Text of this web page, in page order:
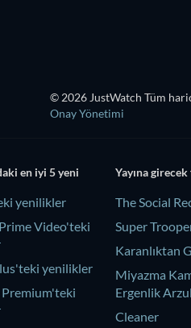
© 2026 JustWatch Tüm
Onay Yönetimi
en iyi 5 yeni
yenilikler
Video'teki
yenilikler
Premium'teki
Yayına
The Social
Super
Karanlıktan
Miyazma
Ergenlik
Cleaner